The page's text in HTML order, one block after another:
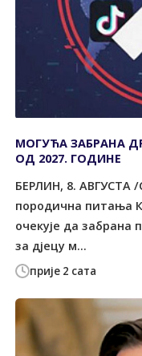
прије 2 сата
МОГУЋА ЗАБРАНА
ОД 2027. ГОДИНЕ
БЕРЛИН, 8. АВГУСТА
породична питања
очекује да
за дјецу м...